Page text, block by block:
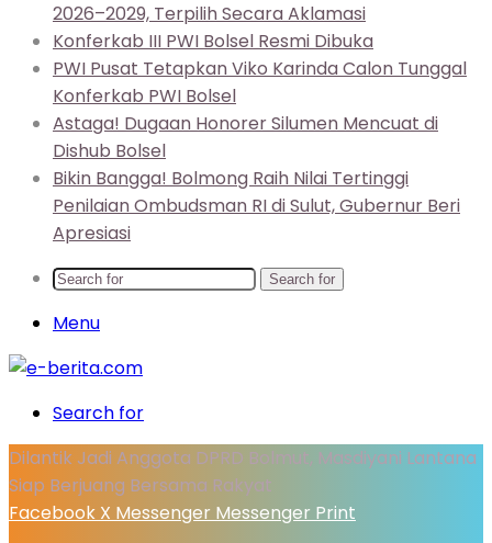
2026–2029, Terpilih Secara Aklamasi
Konferkab III PWI Bolsel Resmi Dibuka
PWI Pusat Tetapkan Viko Karinda Calon Tunggal
Konferkab PWI Bolsel
Astaga! Dugaan Honorer Silumen Mencuat di
Dishub Bolsel
Bikin Bangga! Bolmong Raih Nilai Tertinggi
Penilaian Ombudsman RI di Sulut, Gubernur Beri
Apresiasi
Search for
Menu
Search for
Dilantik Jadi Anggota DPRD Bolmut, Masdiyani Lantana
Siap Berjuang Bersama Rakyat
Facebook X Messenger Messenger Print